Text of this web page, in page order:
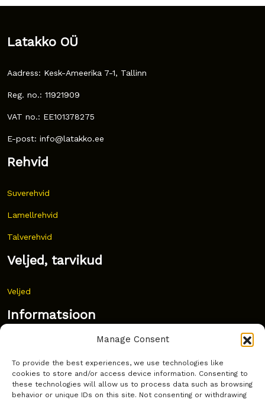
Manage Consent
To provide the best experiences, we use technologies like
cookies to store and/or access device information. Consenting to
these technologies will allow us to process data such as browsing
behavior or unique IDs on this site. Not consenting or withdrawing
Latakko OÜ
Aadress: Kesk-Ameerika 7-1, Tallinn
Reg. no.: 11921909
VAT no.: EE101378275
E-post: info@latakko.ee
Rehvid
Suverehvid
Lamellrehvid
Talverehvid
Veljed, tarvikud
Veljed
Informatsioon
Korduma kippuvad küsimused
Kust osta?